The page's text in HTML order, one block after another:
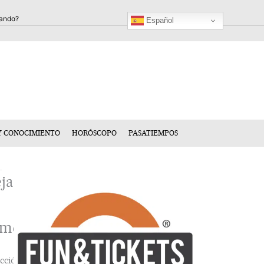
Español
CONOCIMIENTO HORÓSCOPO PASATIEMPOS